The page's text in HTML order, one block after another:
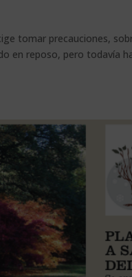
tomar precauciones,
en reposo, pero todavía